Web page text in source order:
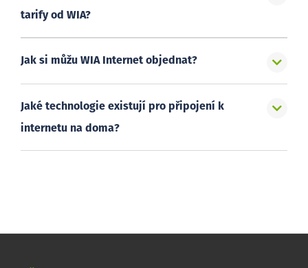
tarify od WIA?
Jak si můžu WIA Internet objednat?
Jaké technologie existují pro připojení k
internetu na doma?